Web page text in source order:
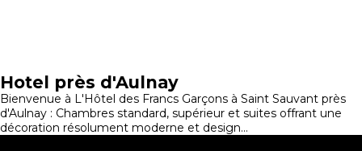
Hotel près d'Aulnay
Bienvenue à L'Hôtel des Francs Garçons à Saint Sauvant près
d'Aulnay : Chambres standard, supérieur et suites offrant une
décoration résolument moderne et design...